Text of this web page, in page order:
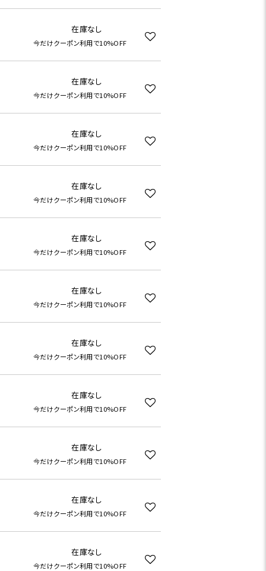
在庫なし
今だけクーポン利用で10%OFF
在庫なし
今だけクーポン利用で10%OFF
在庫なし
今だけクーポン利用で10%OFF
在庫なし
今だけクーポン利用で10%OFF
在庫なし
今だけクーポン利用で10%OFF
在庫なし
今だけクーポン利用で10%OFF
在庫なし
今だけクーポン利用で10%OFF
在庫なし
今だけクーポン利用で10%OFF
在庫なし
今だけクーポン利用で10%OFF
在庫なし
今だけクーポン利用で10%OFF
在庫なし
今だけクーポン利用で10%OFF